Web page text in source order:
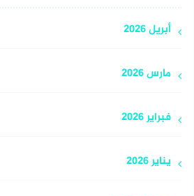
أبريل 2026
مارس 2026
فبراير 2026
يناير 2026